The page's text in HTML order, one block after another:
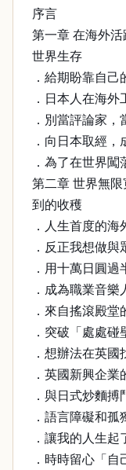
序言
第一章 在海外
世界生存
．給期盼靠自
．日本人在海
．別當評論家，
．向日本取經
．為了在世界
第二章 世界無
到的收穫
．人生首度的
．反正我想做與
．用十萬日圓過
．成為職業音樂
．來自搖滾殿堂
．突破「處處碰
．想辦法在英國
．英國新興企業
．與日式炒麵搏
．語言障礙和孤
．讓我的人生
．時時留心「自